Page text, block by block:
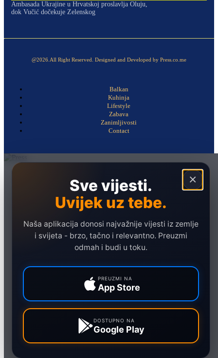
Ambasada Ukrajine u Hrvatskoj proslavlja Oluju,
dok Vučić dočekuje Zelenskog
@2026.All Right Reserved. Designed and Developed by Press.co.me
Balkan
Kuhinja
Lifestyle
Zabava
Zanimljivosti
Contact
×
Sve vijesti.
Uvijek uz tebe.
Naša aplikacija donosi najvažnije vijesti iz zemlje
i svijeta - brzo, tačno i relevantno. Preuzmi
odmah i budi u toku.
PREUZMI NA
App Store
DOSTUPNO NA
Google Play
Ekonomija